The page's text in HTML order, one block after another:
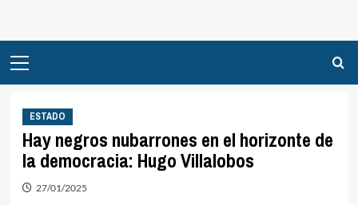
Menu
ESTADO
Hay negros nubarrones en el horizonte de
la democracia: Hugo Villalobos
27/01/2025